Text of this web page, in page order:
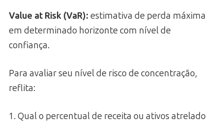
Value at Risk (VaR): estimativa de perda máxima
em determinado horizonte com nível de
confiança.
Para avaliar seu nível de risco de concentração,
reflita:
1. Qual o percentual de receita ou ativos atrelado